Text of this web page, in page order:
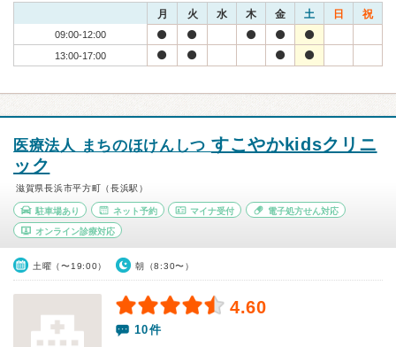
月 火 水 木 金 土 日 祝
09:00-12:00
13:00-17:00
医療法人 まちのほけんしつ すこやかkidsクリニ
ック
滋賀県長浜市平方町（長浜駅）
駐車場あり ネット予約 マイナ受付 電子処方せん対応
オンライン診療対応
土曜（〜19:00） 朝（8:30〜）
4.60
10件